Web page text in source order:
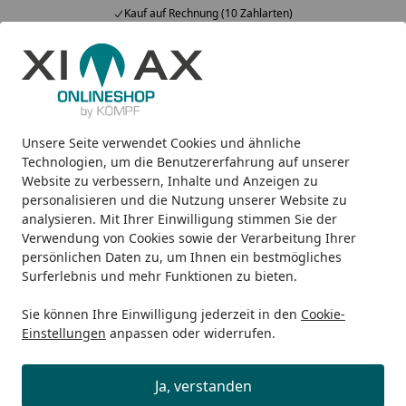
Unsere Seite verwendet Cookies und ähnliche
Technologien, um die Benutzererfahrung auf unserer
Website zu verbessern, Inhalte und Anzeigen zu
personalisieren und die Nutzung unserer Website zu
analysieren. Mit Ihrer Einwilligung stimmen Sie der
Verwendung von Cookies sowie der Verarbeitung Ihrer
persönlichen Daten zu, um Ihnen ein bestmögliches
Surferlebnis und mehr Funktionen zu bieten.
Sie können Ihre Einwilligung jederzeit in den Cookie-
Einstellungen anpassen oder widerrufen.
Ja, verstanden
Kauf auf Rechnung (10 Zahlarten)
Alle Produkte
Mein Konto
Suchen
Startseite
Design-Carports Linea Ximax Carport Linea Typ 110 Y-
Ximax Carport Linea Typ 110 Y-
Ausführung 495,4 x 547,7 cm